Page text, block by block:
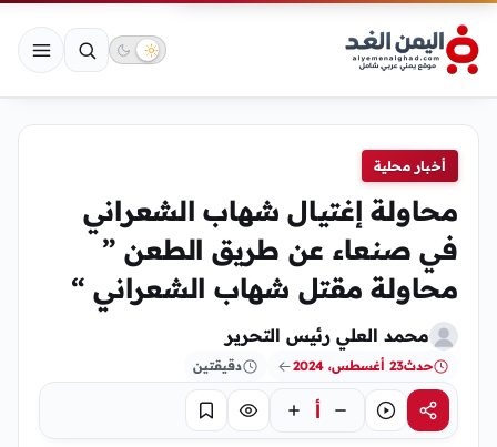
أخبار محلية
محاولة إغتيال شهاب الشعراني
في صنعاء عن طريق الطعن ”
محاولة مقتل شهاب الشعراني “
محمد العلي رئيس التحرير
حدث23 أغسطس، 2024 دقيقتين
مشاركةاستماع أ تركيز حفظ